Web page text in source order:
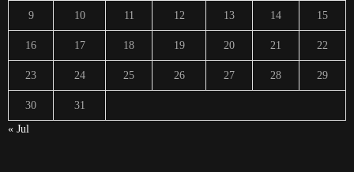
9 10 11 12 13 14 15
16 17 18 19 20 21 22
23 24 25 26 27 28 29
30
31
« Jul